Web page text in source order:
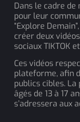
Dans le cadre de
pour leur
“Explore
créer deux
sociauxTIKTOK et
Ces vidéos
plateforme, afin
publics cibles.
âgés de 13 à 17
s’adressera aux